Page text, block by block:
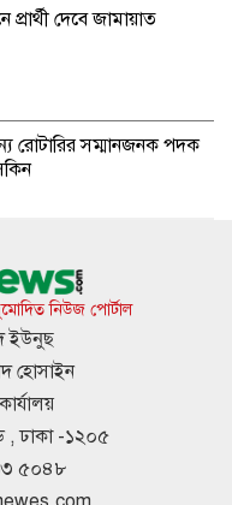
প্রার্থী দেবে জামায়াত
রোটারির সম্মানজনক পদক
সালাহউদ্দিন আহমদকে গুম
লম্বা ছুটির সুযোগ
নিউজ পোর্টাল
ইউনুছ
হোসাইন
, ঢাকা -১২০৫
৫০৪৮